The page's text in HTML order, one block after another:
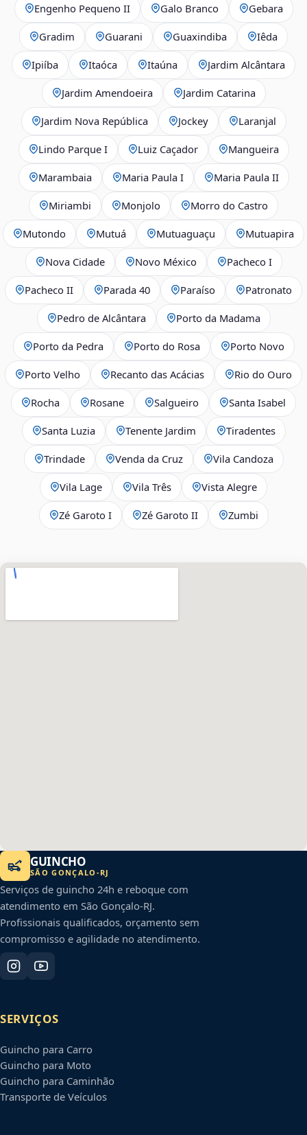
Engenho Pequeno II Galo Branco Gebara
Gradim Guarani Guaxindiba Iêda
Ipiíba Itaóca Itaúna Jardim Alcântara
Jardim Amendoeira Jardim Catarina
Jardim Nova República Jockey Laranjal
Lindo Parque I Luiz Caçador Mangueira
Marambaia Maria Paula I Maria Paula II
Miriambi Monjolo Morro do Castro
Mutondo Mutuá Mutuaguaçu Mutuapira
Nova Cidade Novo México Pacheco I
Pacheco II Parada 40 Paraíso Patronato
Pedro de Alcântara Porto da Madama
Porto da Pedra Porto do Rosa Porto Novo
Porto Velho Recanto das Acácias Rio do Ouro
Rocha Rosane Salgueiro Santa Isabel
Santa Luzia Tenente Jardim Tiradentes
Trindade Venda da Cruz Vila Candoza
Vila Lage Vila Três Vista Alegre
Zé Garoto I Zé Garoto II Zumbi
GUINCHO
SÃO GONÇALO -RJ
Serviços de guincho 24h e reboque com
atendimento em São Gonçalo-RJ.
Profissionais qualificados, orçamento sem
compromisso e agilidade no atendimento.
SERVIÇOS
Guincho para Carro
Guincho para Moto
Guincho para Caminhão
Transporte de Veículos